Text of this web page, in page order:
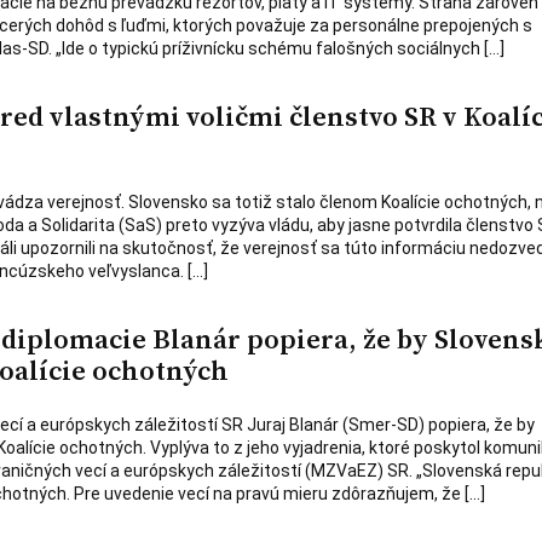
dohôd s ľuďmi, ktorých považuje za personálne prepojených s
SD. „Ide o typickú príživnícku schému falošných sociálnych […]
vlastnými voličmi členstvo SR v
verejnosť. Slovensko sa totiž stalo členom Koalície ochotných,
a Solidarita (SaS) preto vyzýva vládu, aby jasne potvrdila členstvo
upozornili na skutočnosť, že verejnosť sa túto informáciu
veľvyslanca. […]
Blanár popiera, že by
ochotných
a európskych záležitostí SR Juraj Blanár (Smer-SD) popiera, že by
ochotných. Vyplýva to z jeho vyjadrenia, ktoré poskytol
vecí a európskych záležitostí (MZVaEZ) SR. „Slovenská
Pre uvedenie vecí na pravú mieru zdôrazňujem, že […]